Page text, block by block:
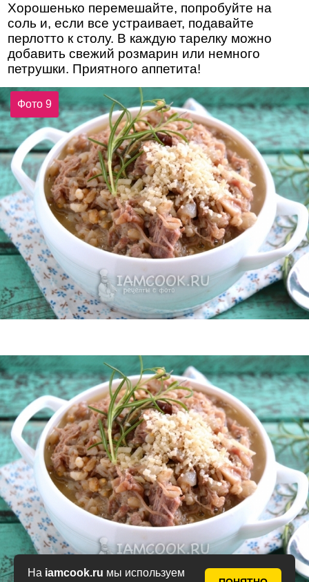
На iamcook.ru мы используем
Хорошенько перемешайте, попробуйте на
соль и, если все устраивает, подавайте
перлотто к столу. В каждую тарелку можно
добавить свежий розмарин или немного
петрушки. Приятного аппетита!
Фото 9